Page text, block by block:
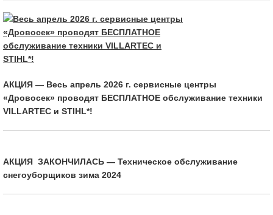
АКЦИЯ — Весь апрель 2026 г. сервисные центры
«Дровосек» проводят БЕСПЛАТНОЕ обслуживание техники
VILLARTEC и STIHL*!
АКЦИЯ ЗАКОНЧИЛАСЬ — Техническое обслуживание
снегоуборщиков зима 2024